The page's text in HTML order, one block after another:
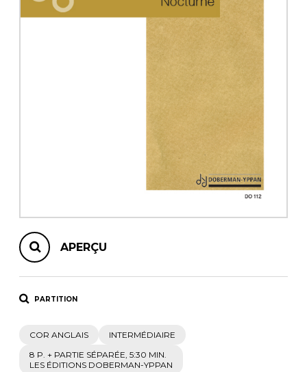
APERÇU
PARTITION
COR ANGLAIS
INTERMÉDIAIRE
8 P. + PARTIE SÉPARÉE, 5:30 MIN.
LES ÉDITIONS DOBERMAN-YPPAN